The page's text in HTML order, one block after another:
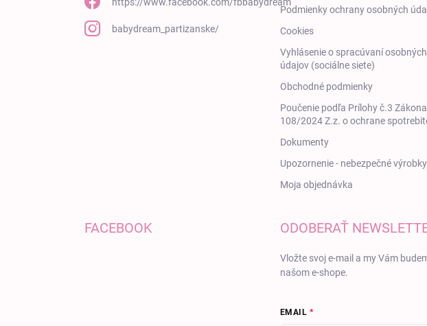
babydream_partizanske/
Podmienky ochrany osobných
Cookies
Vyhlásenie o spracúvaní osobných
údajov (sociálne siete)
Obchodné podmienky
Poučenie podľa Prílohy č.3 Zákona
108/2024 Z.z. o ochrane
Dokumenty
Upozornenie - nebezpečné výrobky
Moja objednávka
FACEBOOK ODOBERAŤ
Vložte svoj e-mail a my Vám
našom e-shope.
EMAIL